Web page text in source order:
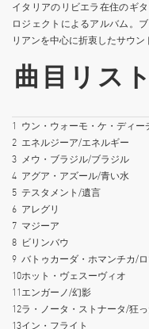
イタリアのリビエラ在住のギ
ロジェクトによるアルバム。
リアンを中心に折衷したサウン
曲目リスト
1 ウン・ウォーモ・ケ・ディ
2 エネルジーア/エネルギー
3 メウ・ブラジル/ブラジル
4 アグア・アズール/青い水
5 テスタメント/遺言
6 アレグリ
7 マジーア
8 ビリンバウ
9 バトゥカーダ・ホマンチカ/
10ホット・ヴェスーヴィオ
11 エンガーノ/幻影
12ラ・ノータ・ストナータ/狂
13イン・フライト